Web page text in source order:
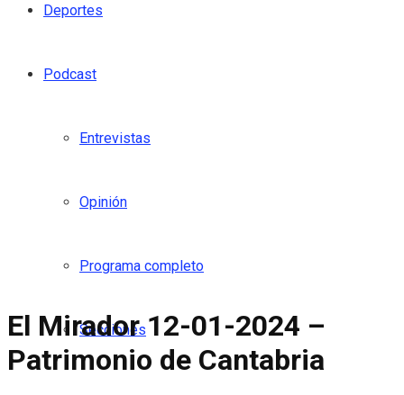
Deportes
Podcast
Entrevistas
Opinión
Programa completo
Secciones
El Mirador 12-01-2024 –
Patrimonio de Cantabria